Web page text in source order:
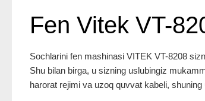
Fen Vitek VT-
Sochlarini fen mashinasi VITEK VT-8208
Shu bilan birga, u sizning uslubingiz
harorat rejimi va uzoq quvvat kabeli,